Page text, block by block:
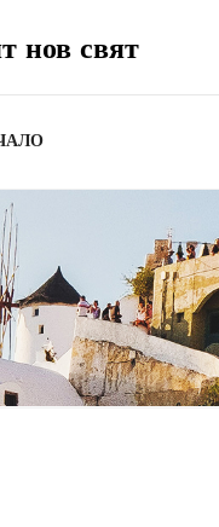
нов свят